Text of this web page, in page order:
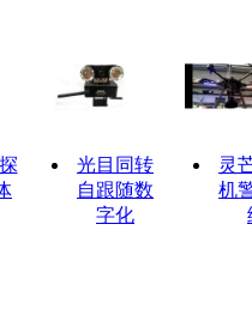
光目同转
自跟随数
字化
灵
机